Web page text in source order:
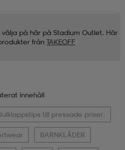
på här på Stadium Outlet. Här
från TAKEOFF
innehåll
Julklappstips till pressade priser.
BARNKLÄDER